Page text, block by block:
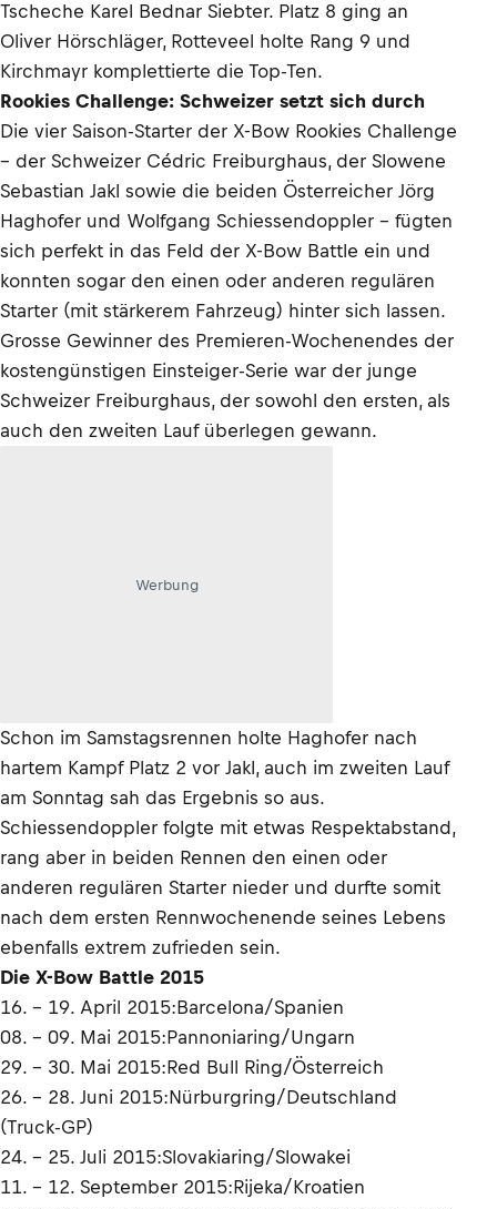
Tscheche Karel Bednar Siebter. Platz 8 ging an
Oliver Hörschläger, Rotteveel holte Rang 9 und
Kirchmayr komplettierte die Top-Ten.
Rookies Challenge: Schweizer setzt sich durch
Die vier Saison-Starter der X-Bow Rookies Challenge
– der Schweizer Cédric Freiburghaus, der Slowene
Sebastian Jakl sowie die beiden Österreicher Jörg
Haghofer und Wolfgang Schiessendoppler – fügten
sich perfekt in das Feld der X-Bow Battle ein und
konnten sogar den einen oder anderen regulären
Starter (mit stärkerem Fahrzeug) hinter sich lassen.
Grosse Gewinner des Premieren-Wochenendes der
kostengünstigen Einsteiger-Serie war der junge
Schweizer Freiburghaus, der sowohl den ersten, als
auch den zweiten Lauf überlegen gewann.
Werbung
Schon im Samstagsrennen holte Haghofer nach
hartem Kampf Platz 2 vor Jakl, auch im zweiten Lauf
am Sonntag sah das Ergebnis so aus.
Schiessendoppler folgte mit etwas Respektabstand,
rang aber in beiden Rennen den einen oder
anderen regulären Starter nieder und durfte somit
nach dem ersten Rennwochenende seines Lebens
ebenfalls extrem zufrieden sein.
Die X-Bow Battle 2015
16. - 19. April 2015:Barcelona/Spanien
08. - 09. Mai 2015:Pannoniaring/Ungarn
29. - 30. Mai 2015:Red Bull Ring/Österreich
26. - 28. Juni 2015:Nürburgring/Deutschland
(Truck-GP)
24. - 25. Juli 2015:Slovakiaring/Slowakei
11. - 12. September 2015:Rijeka/Kroatien